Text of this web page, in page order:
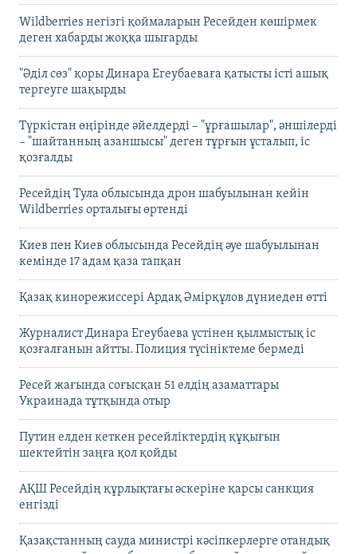
Wildberries негізгі қоймаларын Ресейден көшірмек
деген хабарды жоққа шығарды
"Әділ сөз" қоры Динара Егеубаеваға қатысты істі ашық
тергеуге шақырды
Түркістан өңірінде әйелдерді – "ұрғашылар", әншілерді
– "шайтанның азаншысы" деген тұрғын ұсталып, іс
қозғалды
Ресейдің Тула облысында дрон шабуылынан кейін
Wildberries орталығы өртенді
Киев пен Киев облысында Ресейдің әуе шабуылынан
кемінде 17 адам қаза тапқан
Қазақ кинорежиссері Ардақ Әмірқұлов дүниеден өтті
Журналист Динара Егеубаева үстінен қылмыстық іс
қозғалғанын айтты. Полиция түсініктеме бермеді
Ресей жағында соғысқан 51 елдің азаматтары
Украинада тұтқында отыр
Путин елден кеткен ресейліктердің құқығын
шектейтін заңға қол қойды
АҚШ Ресейдің құрлықтағы әскеріне қарсы санкция
енгізді
Қазақстанның сауда министрі кәсіпкерлерге отандық